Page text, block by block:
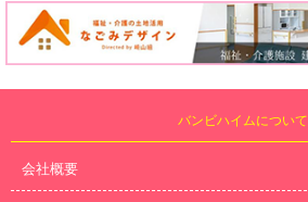
バンビハイムについて
会社概要